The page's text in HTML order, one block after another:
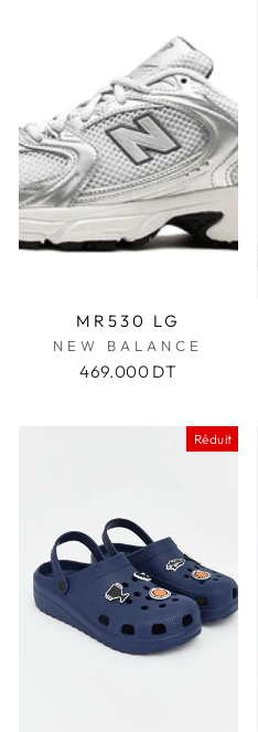
MR530 LG
NEW BALANCE
469.000 DT
Réduit